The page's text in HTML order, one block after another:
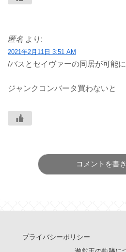
匿名 より:
2021年2月11日 3:51 AM
/バスとセイヴァーの同居が可能
ジャンクコンバータ買わないと
コメントを書
プライバシーポリシー